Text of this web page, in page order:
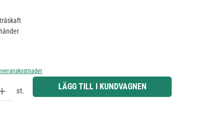
önskat belopp eller använd knapparna för att öka eller minska kvantiteten.
st. LÄGG TILL I KUNDVAGNEN